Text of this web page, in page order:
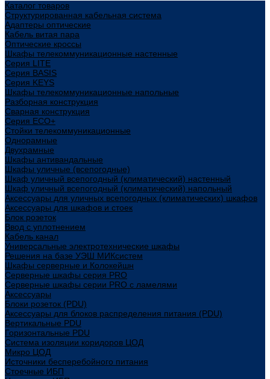
Каталог товаров
Структурированная кабельная система
Адаптеры оптические
Кабель витая пара
Оптические кроссы
Шкафы телекоммуникационные настенные
Cерия LITE
Cерия BASIS
Cерия KEYS
Шкафы телекоммуникационные напольные
Разборная конструкция
Сварная конструкция
Серия ECO+
Стойки телекоммуникационные
Однорамные
Двухрамные
Шкафы антивандальные
Шкафы уличные (всепогодные)
Шкаф уличный всепогодный (климатический) настенный
Шкаф уличный всепогодный (климатический) напольный
Аксессуары для уличных всепогодных (климатических) шкафов
Аксессуары для шкафов и стоек
Блок розеток
Ввод с уплотнением
Кабель канал
Универсальные электротехнические шкафы
Решения на базе УЭШ МИКсистем
Шкафы серверные и Колокейшн
Серверные шкафы серия PRO
Серверные шкафы серии PRO с ламелями
Аксессуары
Блоки розеток (PDU)
Аксессуары для блоков распределения питания (PDU)
Вертикальные PDU
Горизонтальные PDU
Система изоляции коридоров ЦОД
Микро ЦОД
Источники бесперебойного питания
Стоечные ИБП